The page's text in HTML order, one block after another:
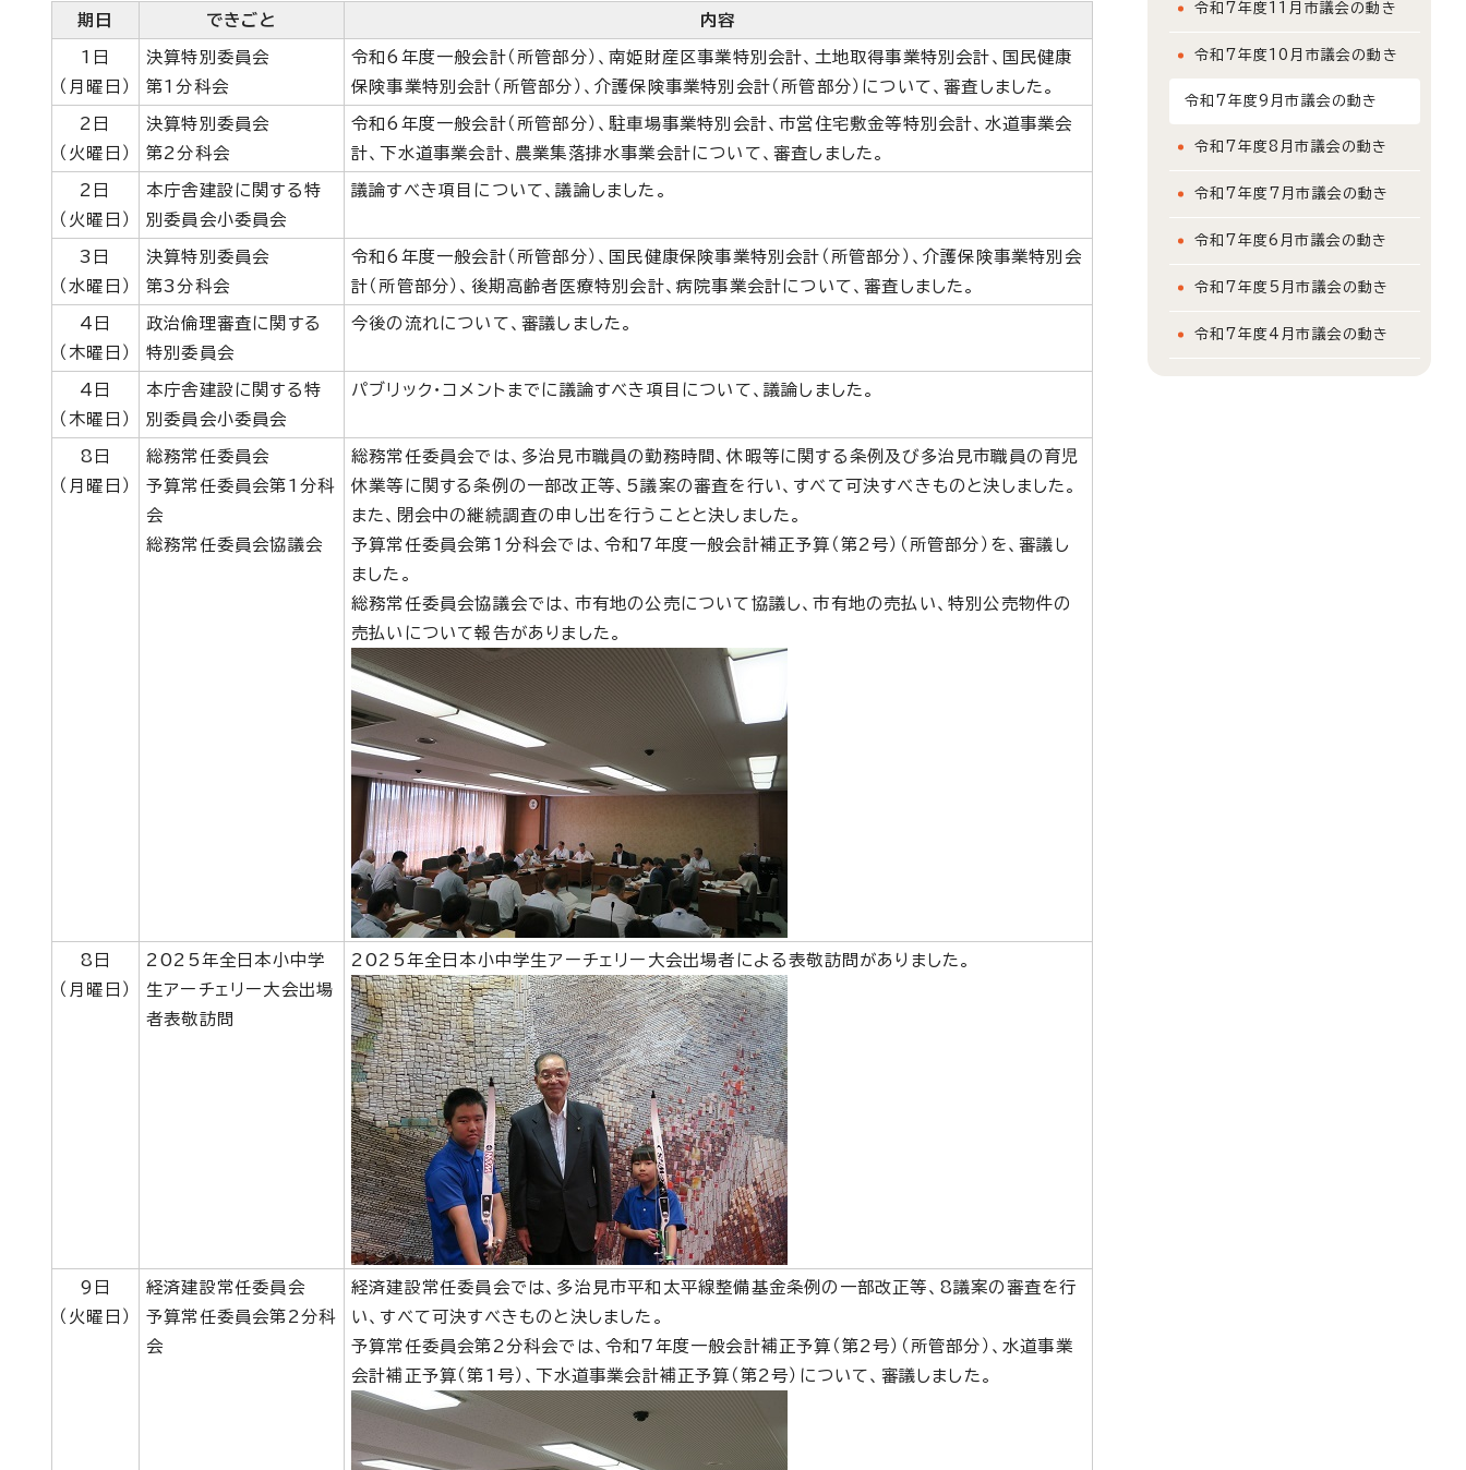
期日 できごと 内容
1日
（月曜日）
決算特別委員会
第1分科会
令和6年度一般会計（所管部分）、南姫財産区事業特別会計、土地取得事業特別会計、国民健康
保険事業特別会計（所管部分）、介護保険事業特別会計（所管部分）について、審査しました。
2日
（火曜日）
決算特別委員会
第2分科会
令和6年度一般会計（所管部分）、駐車場事業特別会計、市営住宅敷金等特別会計、水道事業会
計、下水道事業会計、農業集落排水事業会計について、審査しました。
2日
（火曜日）
本庁舎建設に関する特
別委員会小委員会
議論すべき項目について、議論しました。
3日
（水曜日）
決算特別委員会
第3分科会
令和6年度一般会計（所管部分）、国民健康保険事業特別会計（所管部分）、介護保険事業特別会
計（所管部分）、後期高齢者医療特別会計、病院事業会計について、審査しました。
4日
（木曜日）
政治倫理審査に関する
特別委員会
今後の流れについて、審議しました。
4日
（木曜日）
本庁舎建設に関する特
別委員会小委員会
パブリック・コメントまでに議論すべき項目について、議論しました。
8日
（月曜日）
総務常任委員会
予算常任委員会第1分科
会
総務常任委員会協議会
総務常任委員会では、多治見市職員の勤務時間、休暇等に関する条例及び多治見市職員の育児
休業等に関する条例の一部改正等、5議案の審査を行い、すべて可決すべきものと決しました。
また、閉会中の継続調査の申し出を行うことと決しました。
予算常任委員会第1分科会では、令和7年度一般会計補正予算（第2号）（所管部分）を、審議し
ました。
総務常任委員会協議会では、市有地の公売について協議し、市有地の売払い、特別公売物件の
売払いについて報告がありました。
8日
（月曜日）
2025年全日本小中学
生アーチェリー大会出場
者表敬訪問
2025年全日本小中学生アーチェリー大会出場者による表敬訪問がありました。
9日
（火曜日）
経済建設常任委員会
予算常任委員会第2分科
会
経済建設常任委員会では、多治見市平和太平線整備基金条例の一部改正等、8議案の審査を行
い、すべて可決すべきものと決しました。
予算常任委員会第2分科会では、令和7年度一般会計補正予算（第2号）（所管部分）、水道事業
会計補正予算（第1号）、下水道事業会計補正予算（第2号）について、審議しました。
令和7年度11月市議会の動き
令和7年度10月市議会の動き
令和7年度9月市議会の動き
令和7年度8月市議会の動き
令和7年度7月市議会の動き
令和7年度6月市議会の動き
令和7年度5月市議会の動き
令和7年度4月市議会の動き